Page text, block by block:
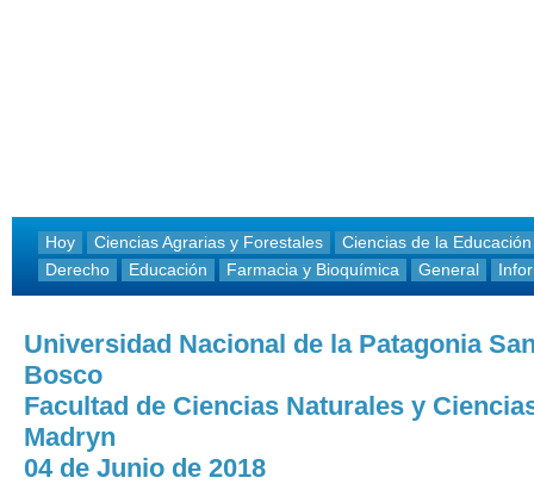
Hoy Ciencias Agrarias y Forestales
Ciencias de la Educación
Derecho
Educación Farmacia y Bioquímica General
Universidad Nacional de la Patagonia
Bosco
Facultad de Ciencias Naturales y
Madryn
04 de Junio de 2018